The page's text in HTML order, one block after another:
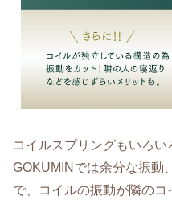
コイルスプリングもいろい
GOKUMINでは余分な振動
で、コイルの振動が隣の